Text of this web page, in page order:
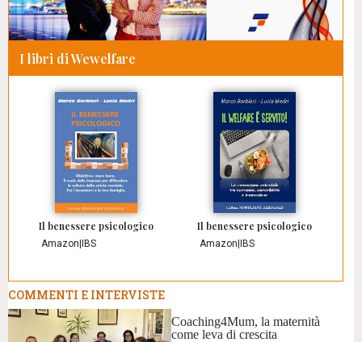
I libri di Wewelfare
Il benessere psicologico
Amazon|IBS
Il benessere psicologico
Amazon|IBS
COMMENTI E INTERVISTE
Coaching4Mum, la maternità
come leva di crescita